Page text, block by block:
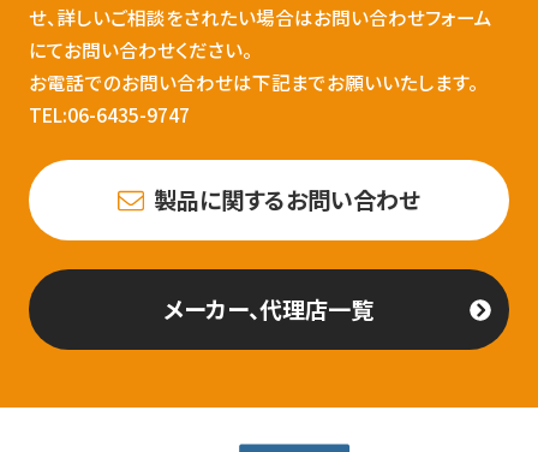
せ、詳しいご相談をされたい場合はお問い合わせフォーム
にてお問い合わせください。
お電話でのお問い合わせは下記までお願いいたします。
TEL:06-6435-9747
製品に関するお問い合わせ
メーカー、代理店一覧